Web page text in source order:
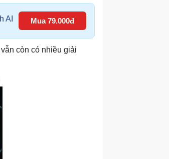
AI Mua 79.000đ
còn có nhiều giải